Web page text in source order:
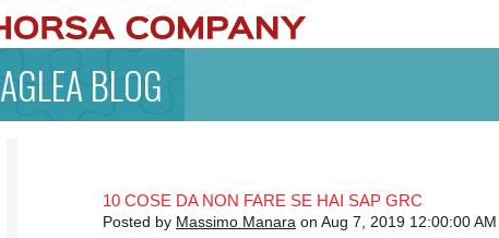
AGLEA BLOG
10 COSE DA NON FARE SE HAI SAP GRC
Posted by Massimo Manara on Aug 7, 2019 12:00:00 AM